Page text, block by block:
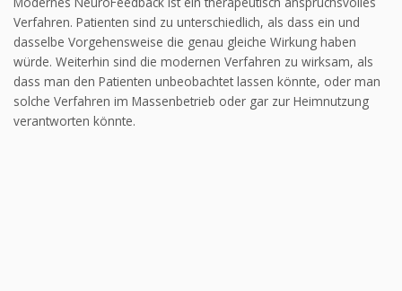
Verfahren. Patienten sind zu unterschiedlich, als dass ein und
dasselbe Vorgehensweise die genau gleiche Wirkung haben
würde. Weiterhin sind die modernen Verfahren zu wirksam, als
dass man den Patienten unbeobachtet lassen könnte, oder man
solche Verfahren im Massenbetrieb oder gar zur Heimnutzung
verantworten könnte.